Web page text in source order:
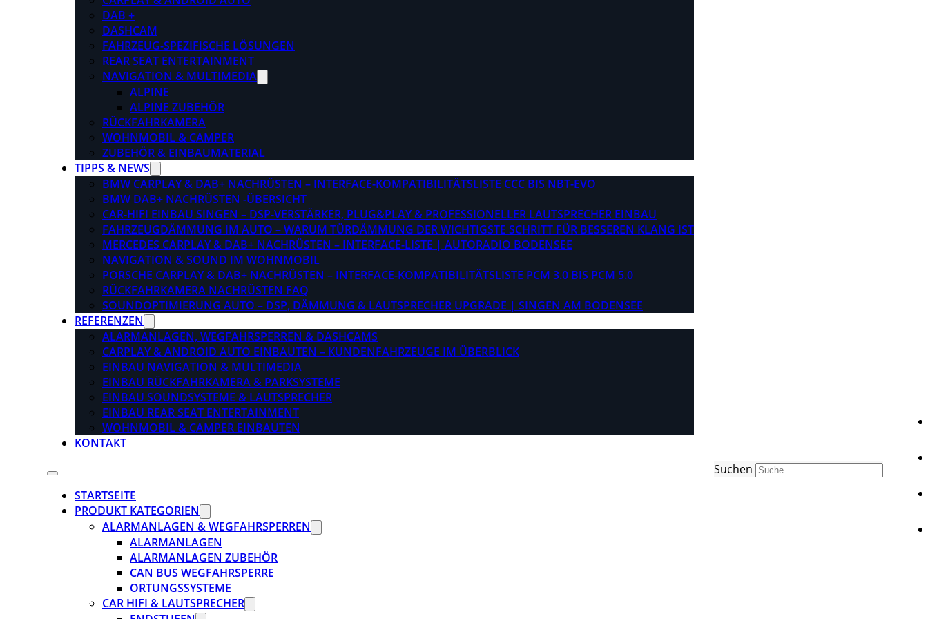
DAB +
DASHCAM
FAHRZEUG-SPEZIFISCHE LÖSUNGEN
REAR SEAT ENTERTAINMENT
NAVIGATION & MULTIMEDIA
ALPINE
ALPINE ZUBEHÖR
RÜCKFAHRKAMERA
WOHNMOBIL & CAMPER
ZUBEHÖR & EINBAUMATERIAL
TIPPS & NEWS
BMW CARPLAY & DAB+ NACHRÜSTEN – INTERFACE-KOMPATIBILITÄTSLISTE CCC BIS NBT-EVO
BMW DAB+ NACHRÜSTEN -ÜBERSICHT
CAR-HIFI EINBAU SINGEN – DSP-VERSTÄRKER, PLUG&PLAY & PROFESSIONELLER LAUTSPRECHER EINBAU
FAHRZEUGDÄMMUNG IM AUTO – WARUM TÜRDÄMMUNG DER WICHTIGSTE SCHRITT FÜR BESSEREN KLANG IST
MERCEDES CARPLAY & DAB+ NACHRÜSTEN – INTERFACE-LISTE | AUTORADIO BODENSEE
NAVIGATION & SOUND IM WOHNMOBIL
PORSCHE CARPLAY & DAB+ NACHRÜSTEN – INTERFACE-KOMPATIBILITÄTSLISTE PCM 3.0 BIS PCM 5.0
RÜCKFAHRKAMERA NACHRÜSTEN FAQ
SOUNDOPTIMIERUNG AUTO – DSP, DÄMMUNG & LAUTSPRECHER UPGRADE | SINGEN AM BODENSEE
REFERENZEN
ALARMANLAGEN, WEGFAHRSPERREN & DASHCAMS
CARPLAY & ANDROID AUTO EINBAUTEN – KUNDENFAHRZEUGE IM ÜBERBLICK
EINBAU NAVIGATION & MULTIMEDIA
EINBAU RÜCKFAHRKAMERA & PARKSYSTEME
EINBAU SOUNDSYSTEME & LAUTSPRECHER
EINBAU REAR SEAT ENTERTAINMENT
WOHNMOBIL & CAMPER EINBAUTEN
KONTAKT
STARTSEITE
PRODUKT KATEGORIEN
ALARMANLAGEN & WEGFAHRSPERREN
ALARMANLAGEN
ALARMANLAGEN ZUBEHÖR
CAN BUS WEGFAHRSPERRE
ORTUNGSSYSTEME
CAR HIFI & LAUTSPRECHER
Suchen